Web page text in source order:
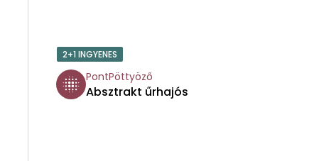
2+1 INGYENES
PontPöttyöző
Absztrakt űrhajós